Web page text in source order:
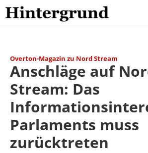
Skip
to
content
Overton-Magazin zu Nord Stream
Anschläge auf
Stream: Das
Parlaments muss
zurücktreten